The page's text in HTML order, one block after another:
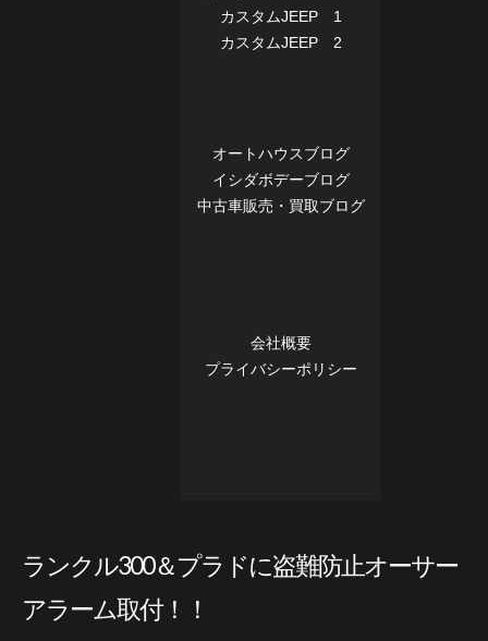
カスタムJEEP 1
カスタムJEEP 2
オートハウスブログ
イシダボデーブログ
中古車販売・買取ブログ
会社概要
プライバシーポリシー
ランクル300＆プラドに盗難防止オーサー
アラーム取付！！